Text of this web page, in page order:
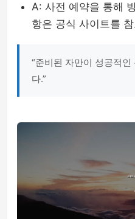
A: 사전 예약을 통해
항은 공식 사이트를
“준비된 자만이 성공적
다.”